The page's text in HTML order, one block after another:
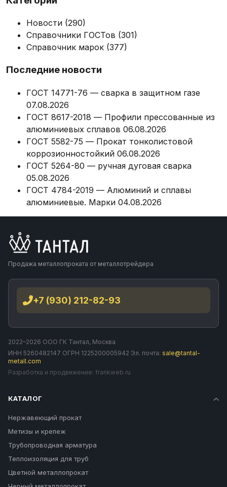
Новости (290)
Справочники ГОСТов (301)
Справочник марок (377)
Последние новости
ГОСТ 14771-76 — сварка в защитном газе
07.08.2026
ГОСТ 8617-2018 — Профили прессованные из
алюминиевых сплавов 06.08.2026
ГОСТ 5582-75 — Прокат тонколистовой
коррозионностойкий 06.08.2026
ГОСТ 5264-80 — ручная дуговая сварка
05.08.2026
ГОСТ 4784-2019 — Алюминий и сплавы
алюминиевые. Марки 04.08.2026
Продажа металлопроката от металлотрейдера
+7 (930) 212-82-93
2022–2026 ООО ГК Тантал, Москва
ИНН 5260482147 ОГРН 1225200005942 Эл. почта: sale@tantal-
metall.com
Разработка и продвижение: frankweb.ru
КАТАЛОГ
Нержавеющий прокат
Метизы и крепеж
Трубопроводная арматура
Теплоизоляция для труб
Цветной металлопрокат